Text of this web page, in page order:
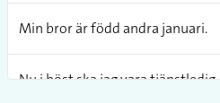
Min bror är född andra januari.
Nu i höst ska jag vara